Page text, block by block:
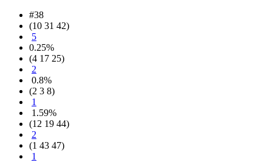
#38
(10 31 42)
5
0.25%
(4 17 25)
2
0.8%
(2 3 8)
1
1.59%
(12 19 44)
2
(1 43 47)
1